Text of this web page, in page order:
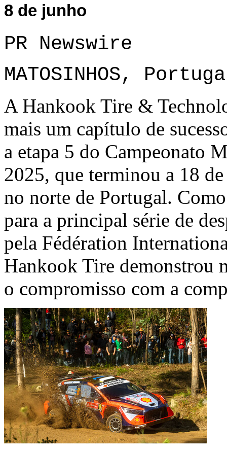
8 de junho
PR Newswire
MATOSINHOS,
A Hankook Tire &
mais um capítulo de
a etapa 5 do Campeonato
2025, que terminou a 18
no norte de Portugal.
para a principal série de
pela Fédération
Hankook Tire demonstrou
o compromisso com a